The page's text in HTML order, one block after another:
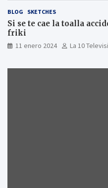
BLOG SKETCHES
Si se te cae la toalla
friki
11 enero 2024 La 10